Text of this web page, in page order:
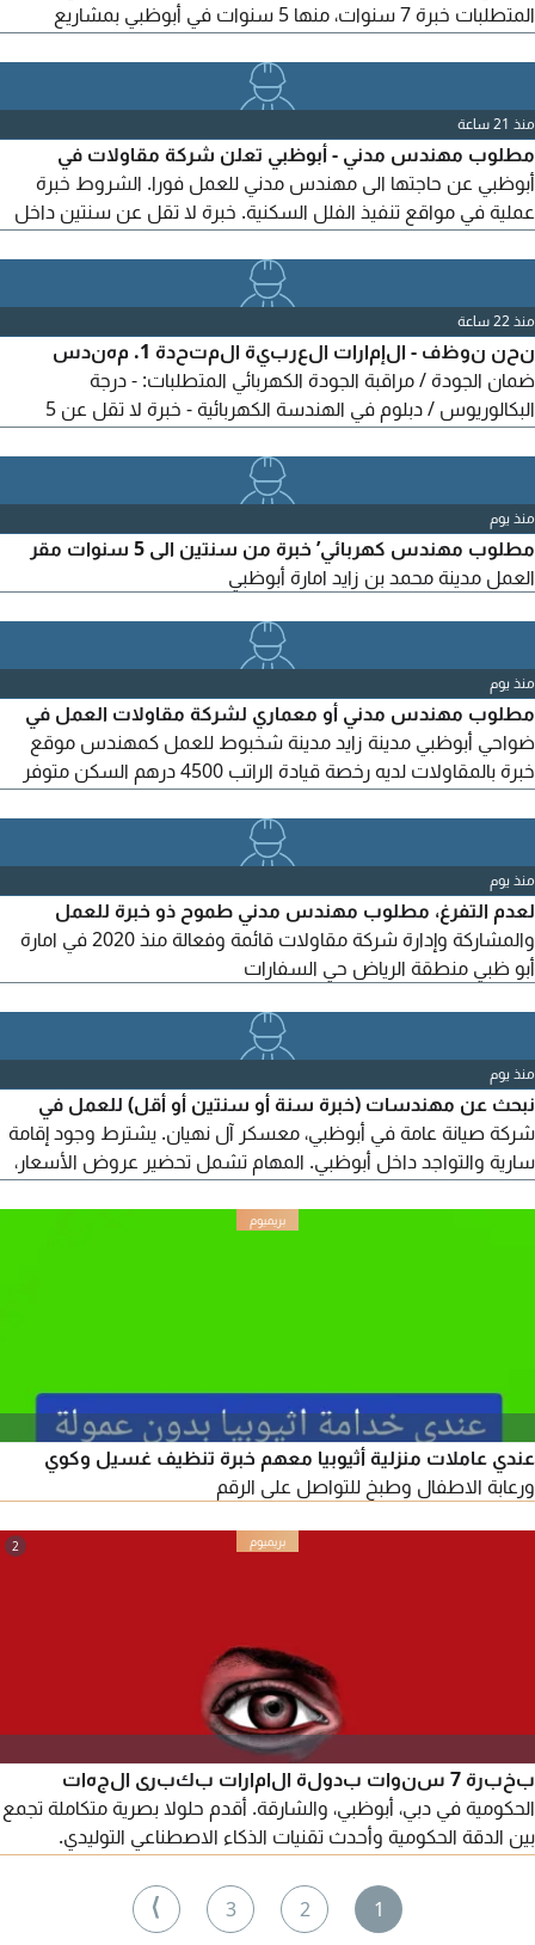
المتطلبات خبرة 7 سنوات، منها 5 سنوات في أبوظبي بمشاريع
الخرسانية والتشطيبات الخ. حتى تسليم المشروع. اجادة قراءة
المخططات والمواصفات الفنية. معرفة باجراءات واعتمادات بلدية
8 ألاف درهم
منذ 21 ساعة
مطلوب مهندس مدني - أبوظبي تعلن شركة مقاولات في
أبوظبي عن حاجتها الى مهندس مدني للعمل فورا. الشروط خبرة
عملية في مواقع تنفيذ الفلل السكنية. خبرة لا تقل عن سنتين داخل
إدارة ومتابعة أعمال الموقع والتنسيق مع فرق العمل والاستشاري.
يفضل الجاهزية للانضمام في أقرب وقت. طريقة التقديم يرجى إرسال
السيرة الذاتية عبر
منذ 22 ساعة
نحن نوظف - الإمارات العربية المتحدة 1. مهندس
ضمان الجودة / مراقبة الجودة الكهربائي المتطلبات: - درجة
البكالوريوس / دبلوم في الهندسة الكهربائية - خبرة لا تقل عن 5
الجودة ومراقبة الجودة، والفحوصات، والاختبار والتشغيل - خبرة في
التركيبات الكهربائية، وأنظمة الجهد المنخفض والمتوسط، والمفاتيح
الكهربائية (Switchgear) وأعمال الكابلات، والتوثيق
منذ يوم
مطلوب مهندس كهربائي’ خبرة من سنتين الى 5 سنوات مقر
العمل مدينة محمد بن زايد امارة أبوظبي
منذ يوم
مطلوب مهندس مدني أو معماري لشركة مقاولات العمل في
ضواحي أبوظبي مدينة زايد مدينة شخبوط للعمل كمهندس موقع
خبرة بالمقاولات لديه رخصة قيادة الراتب 4500 درهم السكن متوفر
منذ يوم
لعدم التفرغ، مطلوب مهندس مدني طموح ذو خبرة للعمل
والمشاركة وإدارة شركة مقاولات قائمة وفعالة منذ 2020 في امارة
أبو ظبي منطقة الرياض حي السفارات
منذ يوم
نبحث عن مهندسات (خبرة سنة أو سنتين أو أقل) للعمل في
شركة صيانة عامة في أبوظبي، معسكر آل نهيان. يشترط وجود إقامة
سارية والتواجد داخل أبوظبي. المهام تشمل تحضير عروض الأسعار،
عندي عاملات منزلية أثيوبيا معهم خبرة تنظيف غسيل وكوي
ورعابة الاطفال وطبخ للتواصل على الرقم
2
بخبرة 7 سنوات بدولة الامارات بكبرى الجهات
الحكومية في دبي، أبوظبي، والشارقة. أقدم حلولا بصرية متكاملة تجمع
بين الدقة الحكومية وأحدث تقنيات الذكاء الاصطناعي التوليدي.
تصاميم مبتكرة. انتاج الفيديوهات وصناعة المحتوى المرئي الكامل.
1
2
3
⟩